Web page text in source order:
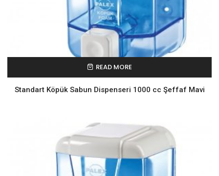
READ MORE
Standart Köpük Sabun Dispenseri 1000 cc Şeffaf Mavi